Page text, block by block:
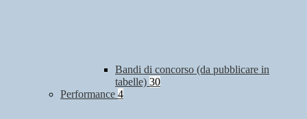
Bandi di concorso (da pubblicare in
tabelle) 30
Performance 4